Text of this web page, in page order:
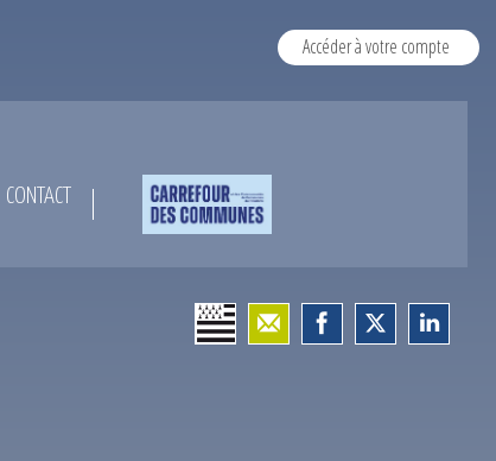
Accéder à votre compte
CONTACT